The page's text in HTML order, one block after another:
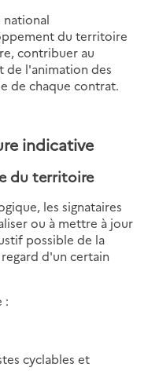
national
du territoire
contribuer au
de l'animation des
de chaque contrat.
indicative
du territoire
les signataires
ou à mettre à jour
possible de la
d'un certain
:
cyclables et